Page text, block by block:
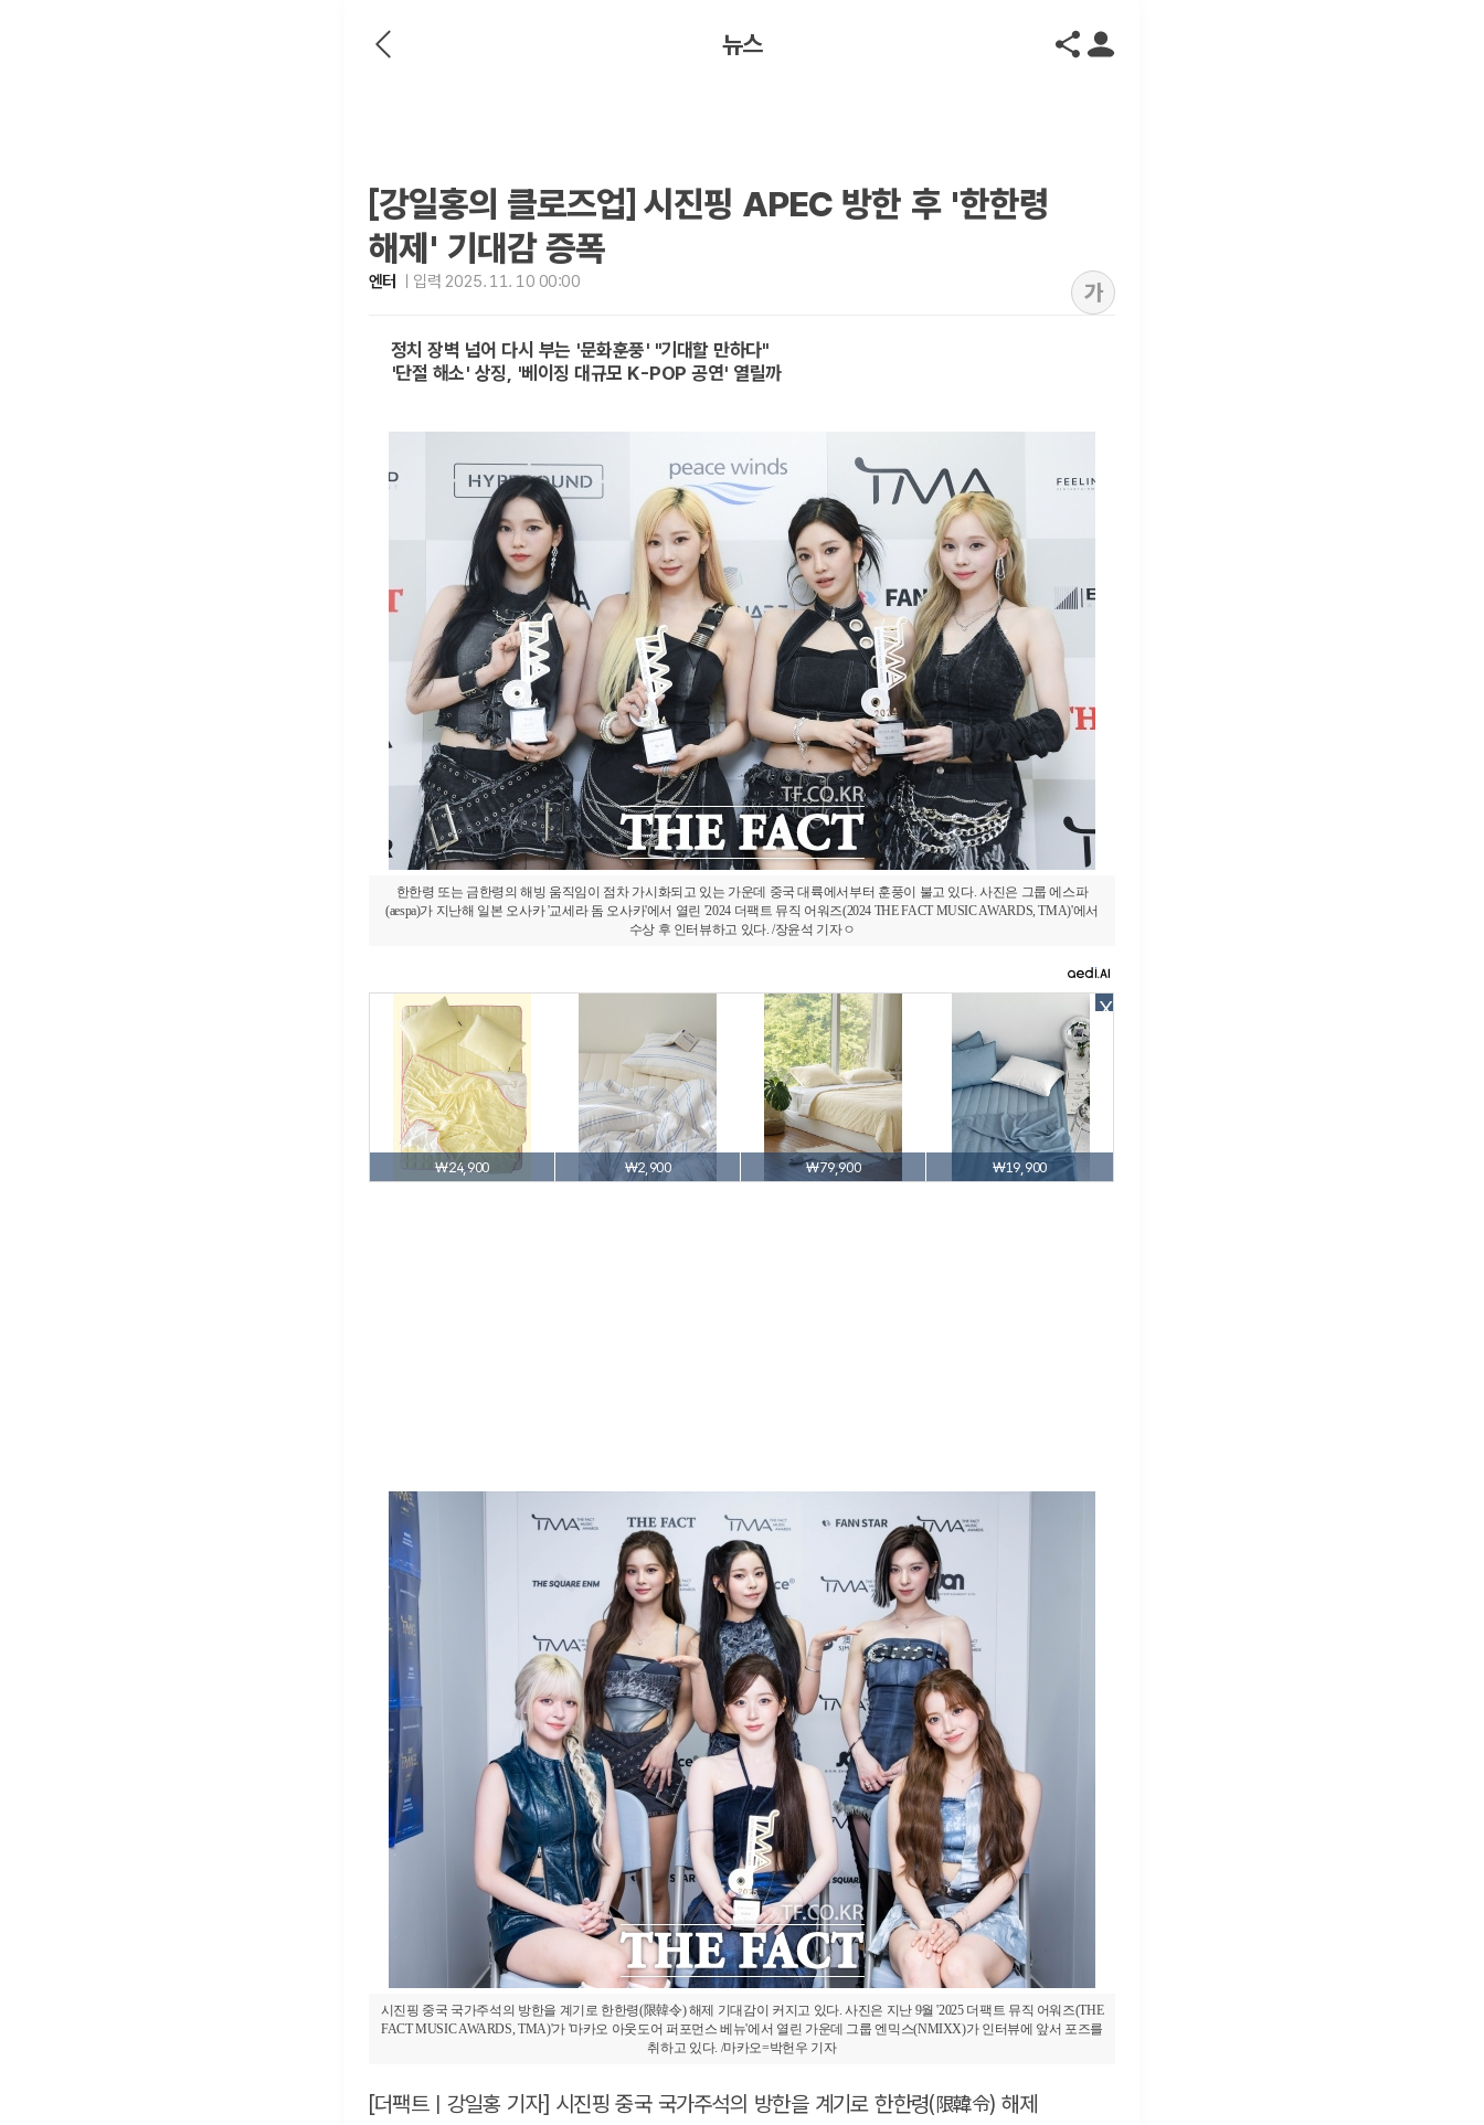
뉴스
[강일홍의 클로즈업] 시진핑 APEC 방한 후 '한한령
해제' 기대감 증폭
엔터 입력 2025. 11. 10 00:00 가
정치 장벽 넘어 다시 부는 '문화훈풍' "기대할 만하다"
'단절 해소' 상징, '베이징 대규모 K-POP 공연' 열릴까
한한령 또는 금한령의 해빙 움직임이 점차 가시화되고 있는 가운데 중국 대륙에서부터 훈풍이 불고 있다. 사진은 그룹 에스파
(aespa)가 지난해 일본 오사카 '교세라 돔 오사카'에서 열린 '2024 더팩트 뮤직 어워즈(2024 THE FACT MUSIC AWARDS, TMA)'에서
수상 후 인터뷰하고 있다. /장윤석 기자ㅇ
X
₩24,900 ₩2,900 ₩79,900 ₩19,900
시진핑 중국 국가주석의 방한을 계기로 한한령(限韓令) 해제 기대감이 커지고 있다. 사진은 지난 9월 '2025 더팩트 뮤직 어워즈(THE
FACT MUSIC AWARDS, TMA)'가 '마카오 아웃도어 퍼포먼스 베뉴'에서 열린 가운데 그룹 엔믹스(NMIXX)가 인터뷰에 앞서 포즈를
취하고 있다. /마카오=박헌우 기자
[더팩트ㅣ강일홍 기자] 시진핑 중국 국가주석의 방한을 계기로 한한령(限韓令) 해제